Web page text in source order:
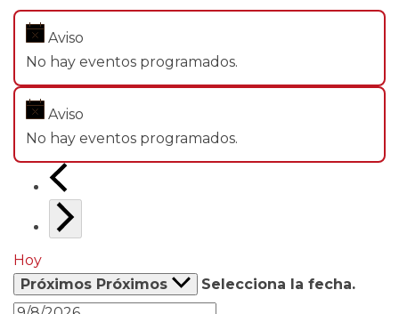
Aviso
No hay eventos programados.
Aviso
No hay eventos programados.
Hoy
Próximos Próximos Selecciona la fecha.